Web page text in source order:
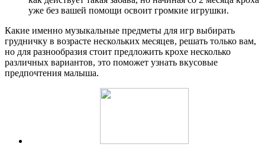
уже без вашей помощи освоит громкие игрушки.
Какие именно музыкальные предметы для игр выбирать
грудничку в возрасте нескольких месяцев, решать только вам,
но для разнообразия стоит предложить крохе несколько
различных вариантов, это поможет узнать вкусовые
предпочтения малыша.